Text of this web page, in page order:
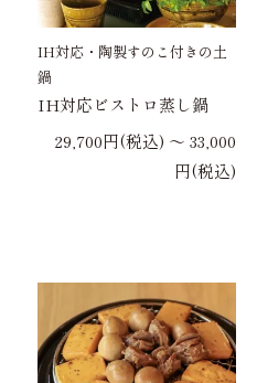
IH対応・陶製すのこ付きの土
鍋
IH対応ビストロ蒸し鍋
29,700円(税込) 〜 33,000
円(税込)